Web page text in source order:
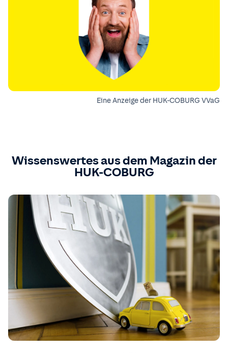
Eine Anzeige der HUK-COBURG VVaG
Wissenswertes aus dem Magazin der
HUK-COBURG